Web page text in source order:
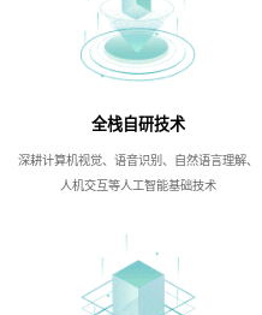
全栈自研技术
深耕计算机视觉、语音识别、自然语言理解、
人机交互等人工智能基础技术